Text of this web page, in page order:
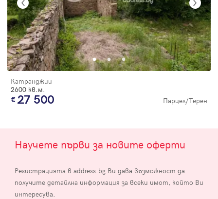
Катранджии
2600 кв.м.
27 500 Парцел/Терен
Научете първи за новите оферти
Регистрацията в address.bg Ви дава възможност да
получите детайлна информация за всеки имот, който Ви
интересува.